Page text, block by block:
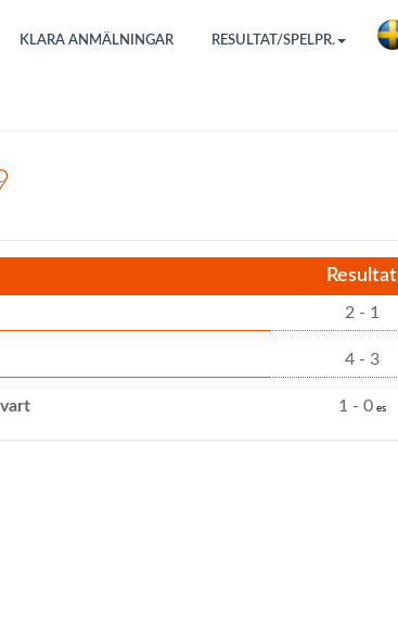
KLARA ANMÄLNINGAR RESULTAT/SPELPR.
Resultat
2 - 1
4 - 3
1 - 0es